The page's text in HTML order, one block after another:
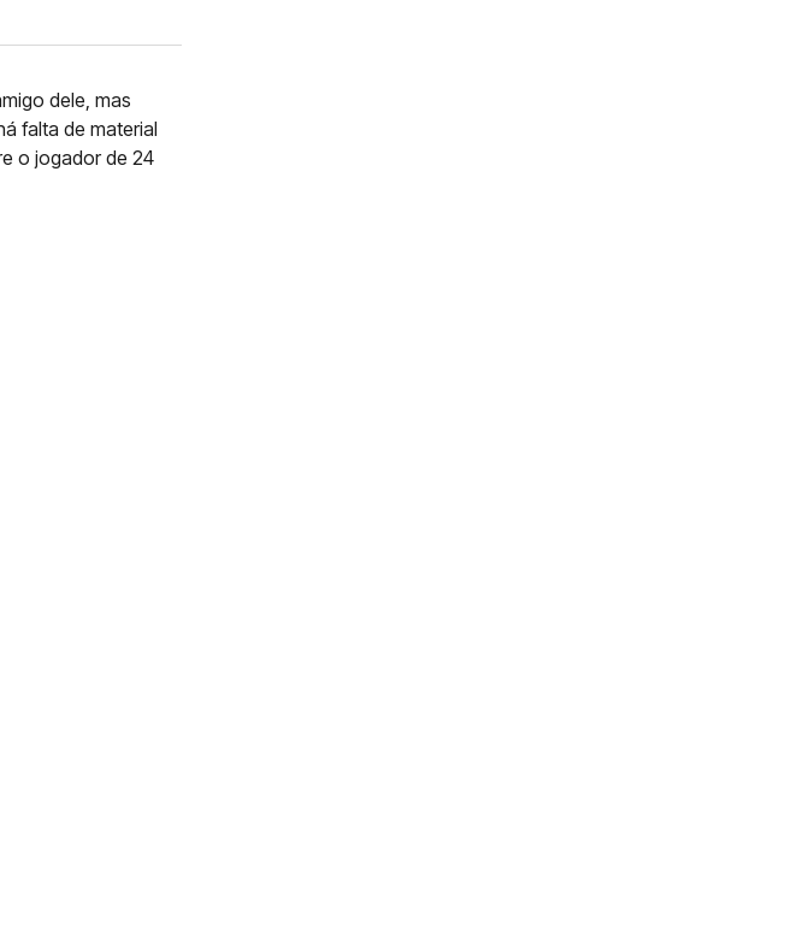
dele, mas
falta de material
o jogador de 24